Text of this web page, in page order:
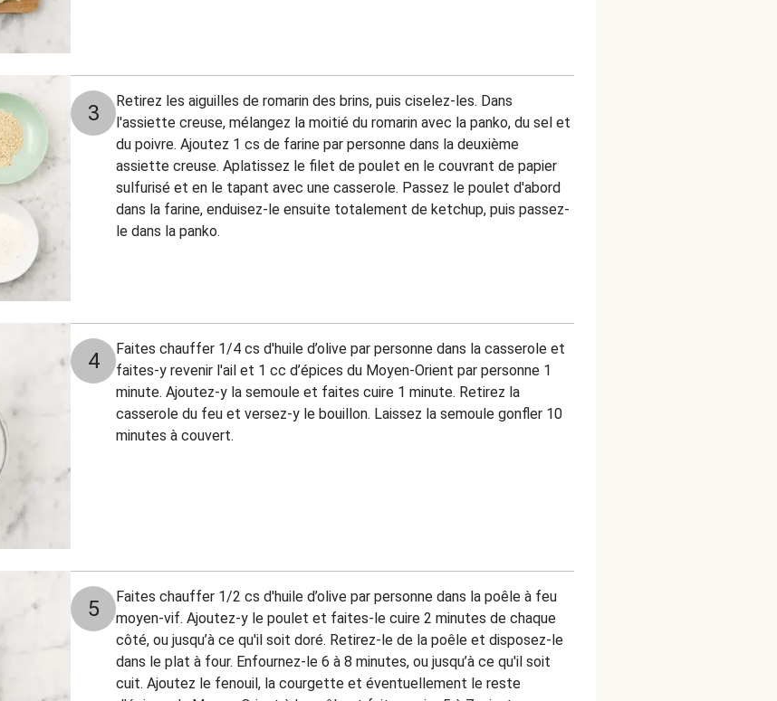
3
Retirez les aiguilles de romarin des brins, puis ciselez-les. Dans
l'assiette creuse, mélangez la moitié du romarin avec la panko, du sel et
du poivre. Ajoutez 1 cs de farine par personne dans la deuxième
assiette creuse. Aplatissez le filet de poulet en le couvrant de papier
sulfurisé et en le tapant avec une casserole. Passez le poulet d'abord
dans la farine, enduisez-le ensuite totalement de ketchup, puis passez-
le dans la panko.
4
Faites chauffer 1/4 cs d'huile d’olive par personne dans la casserole et
faites-y revenir l'ail et 1 cc d’épices du Moyen-Orient par personne 1
minute. Ajoutez-y la semoule et faites cuire 1 minute. Retirez la
casserole du feu et versez-y le bouillon. Laissez la semoule gonfler 10
minutes à couvert.
5
Faites chauffer 1/2 cs d'huile d’olive par personne dans la poêle à feu
moyen-vif. Ajoutez-y le poulet et faites-le cuire 2 minutes de chaque
côté, ou jusqu’à ce qu'il soit doré. Retirez-le de la poêle et disposez-le
dans le plat à four. Enfournez-le 6 à 8 minutes, ou jusqu’à ce qu'il soit
cuit. Ajoutez le fenouil, la courgette et éventuellement le reste